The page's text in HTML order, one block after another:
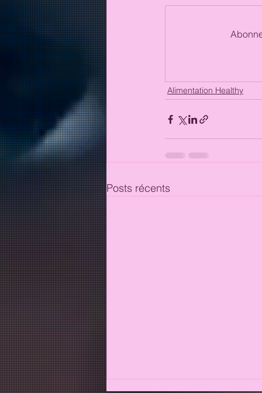
Alimentation Healthy
Posts récents